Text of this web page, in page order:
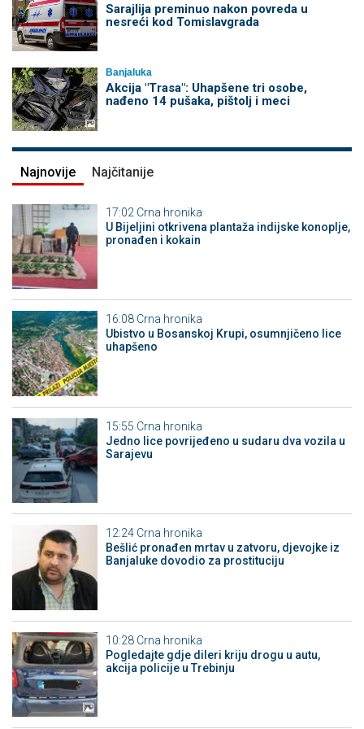
Sarajlija preminuo nakon povreda u
nesreći kod Tomislavgrada
Banjaluka
Akcija "Trasa": Uhapšene tri osobe,
nađeno 14 pušaka, pištolj i meci
Najnovije Najčitanije
17:02 Crna hronika
​U Bijeljini otkrivena plantaža indijske konoplje,
pronađen i kokain
16:08 Crna hronika
Ubistvo u Bosanskoj Krupi, osumnjičeno lice
uhapšeno
15:55 Crna hronika
Јedno lice povrijeđeno u sudaru dva vozila u
Sarajevu
12:24 Crna hronika
Bešlić pronađen mrtav u zatvoru, djevojke iz
Banjaluke dovodio za prostituciju
10:28 Crna hronika
Pogledajte gdje dileri kriju drogu u autu,
akcija policije u Trebinju